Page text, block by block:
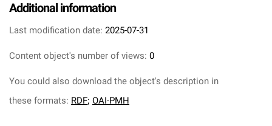
Additional information
Last modification date: 2025-07-31
Content object's number of views: 0
You could also download the object's description in
these formats: RDF; OAI-PMH